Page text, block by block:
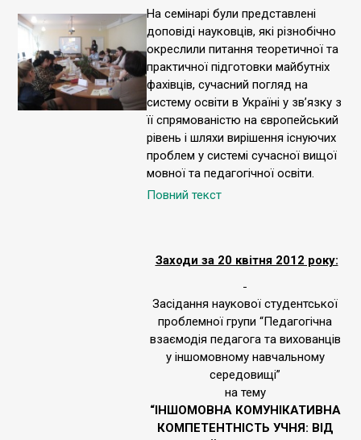
На семінарі були представлені
доповіді науковців, які різнобічно
окреслили питання теоретичної та
практичної підготовки майбутніх
фахівців, сучасний погляд на
систему освіти в Україні у зв’язку з
її спрямованістю на європейський
рівень і шляхи вирішення існуючих
проблем у системі сучасної вищої
мовної та педагогічної освіти.
Повний текст
Заходи за 20 квітня 2012 року:
Засідання наукової студентської
проблемної групи “Педагогічна
взаємодія педагога та вихованців
у іншомовному навчальному
середовищі”
на тему
“ІНШОМОВНА КОМУНІКАТИВНА
КОМПЕТЕНТНІСТЬ УЧНЯ: ВІД